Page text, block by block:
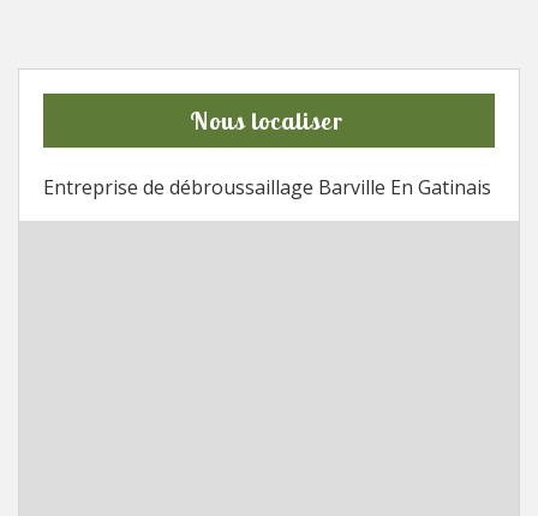
Nous localiser
Entreprise de débroussaillage Barville En Gatinais